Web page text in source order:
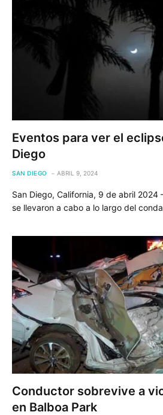
Eventos para ver el
Diego
SAN DIEGO ABRIL 9, 2024
San Diego, California, 9 de abril 2024
se llevaron a cabo a lo largo del
Conductor sobrevive a
en Balboa Park